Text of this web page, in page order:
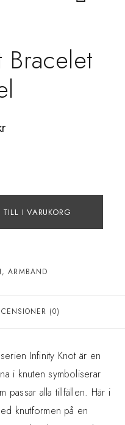
Bracelet
I VARUKORG
,ARMBAND
(0)
Infinity Knot är en
i knuten symboliserar
passar alla tillfällen. Här i
knutformen på en